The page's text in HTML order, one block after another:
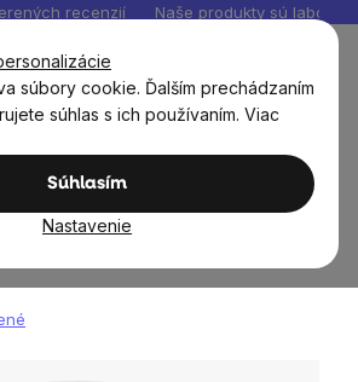
súbory cookie. Ďalším prechádzaním
súhlas s ich používaním. Viac
Súhlasím
Nastavenie
recenzií Naše produkty sú
košík
a morské riasy
PRO, 90